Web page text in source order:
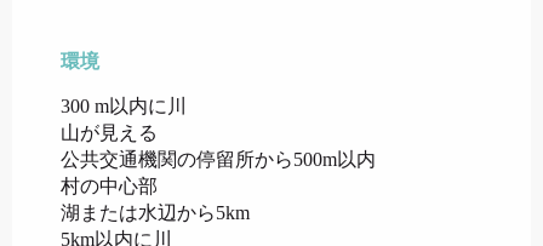
環境
環境
300 m以内に川
山が見える
公共交通機関の停留所から500m以内
村の中心部
湖または水辺から5km
5km以内に川